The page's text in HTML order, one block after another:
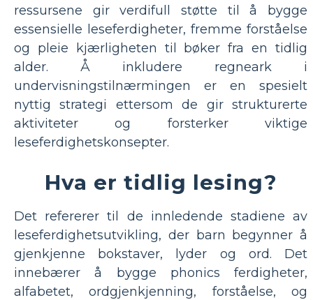
ressursene gir verdifull støtte til å bygge
essensielle leseferdigheter, fremme forståelse
og pleie kjærligheten til bøker fra en tidlig
alder. Å inkludere regneark i
undervisningstilnærmingen er en spesielt
nyttig strategi ettersom de gir strukturerte
aktiviteter og forsterker viktige
leseferdighetskonsepter.
Hva er tidlig lesing?
Det refererer til de innledende stadiene av
leseferdighetsutvikling, der barn begynner å
gjenkjenne bokstaver, lyder og ord. Det
innebærer å bygge phonics ferdigheter,
alfabetet, ordgjenkjenning, forståelse, og